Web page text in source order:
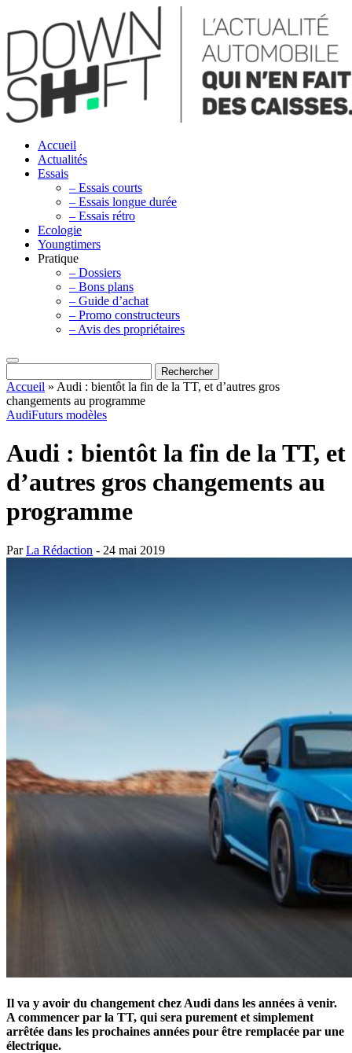
Accueil
Actualités
Essais
– Essais courts
– Essais longue durée
– Essais rétro
Ecologie
Youngtimers
Pratique
– Dossiers
– Bons plans
– Guide d’achat
– Promo constructeurs
– Avis des propriétaires
Accueil » Audi : bientôt la fin de la TT, et d’autres gros
changements au programme
AudiFuturs modèles
Audi : bientôt la fin de la TT, et
d’autres gros changements au
programme
ParLa Rédaction - 24 mai 2019
Il va y avoir du changement chez Audi dans les années à venir.
A commencer par la TT, qui sera purement et simplement
arrêtée dans les prochaines années pour être remplacée par une
électrique.